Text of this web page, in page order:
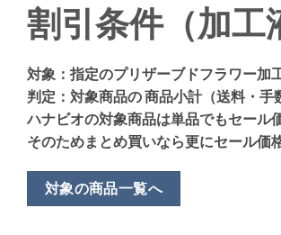
割引条件（加工
対象：指定のプリザーブドフラワー加
判定：対象商品の 商品小計（送料・手
ハナビオの対象商品は単品でもセール
そのためまとめ買いなら更にセール価
対象の商品一覧へ